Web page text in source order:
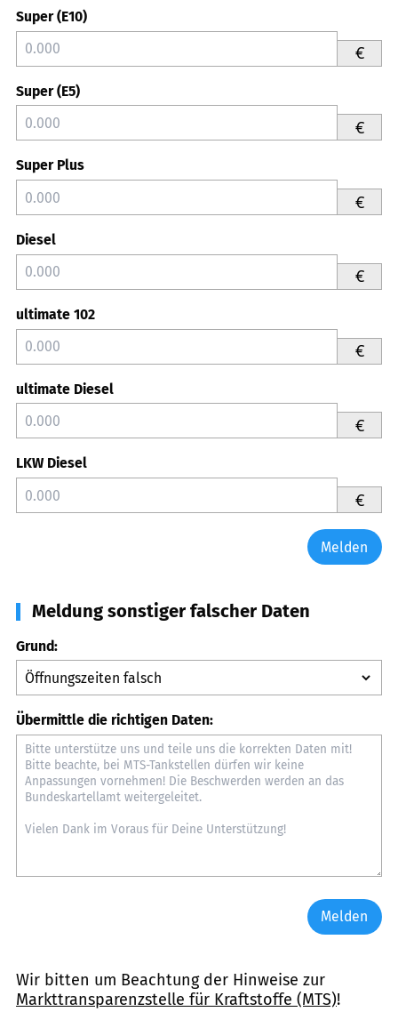
Super (E10)
€
Super (E5)
€
Super Plus
€
Diesel
€
ultimate 102
€
ultimate Diesel
€
LKW Diesel
€
Melden
Meldung sonstiger falscher Daten
Grund:
Übermittle die richtigen Daten:
Melden
Wir bitten um Beachtung der Hinweise zur
Markttransparenzstelle für Kraftstoffe (MTS)!